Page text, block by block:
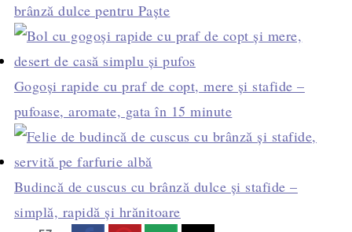
brânză dulce pentru Paște
Gogoși rapide cu praf de copt, mere și stafide –
pufoase, aromate, gata în 15 minute
Budincă de cuscus cu brânză dulce și stafide –
simplă, rapidă și hrănitoare